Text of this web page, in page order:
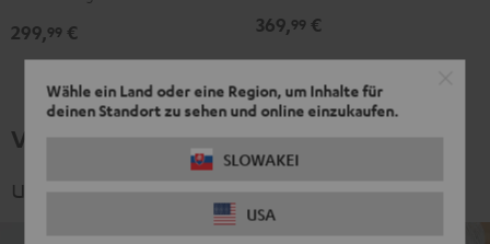
Wähle ein Land oder eine Region, um Inhalte für
deinen Standort zu sehen und online einzukaufen.
SLOWAKEI
USA
2
Black
Steel
299,99 €
Black
369,99 €
Verwandte Themen
und spannende Kategorien